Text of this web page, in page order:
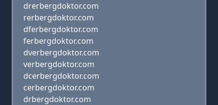
drerbergdoktor.com
rerbergdoktor.com
dferbergdoktor.com
ferbergdoktor.com
dverbergdoktor.com
verbergdoktor.com
dcerbergdoktor.com
cerbergdoktor.com
drbergdoktor.com